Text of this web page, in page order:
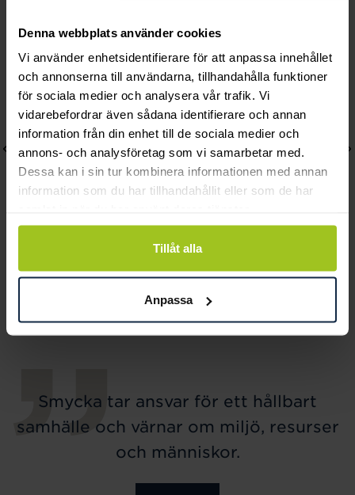
Denna webbplats använder cookies
Vi använder enhetsidentifierare för att anpassa innehållet
och annonserna till användarna, tillhandahålla funktioner
för sociala medier och analysera vår trafik. Vi
vidarebefordrar även sådana identifierare och annan
information från din enhet till de sociala medier och
annons- och analysföretag som vi samarbetar med.
Dessa kan i sin tur kombinera informationen med annan
information som du har tillhandahållit eller som de har
Tillåt alla
Anpassa
Bezel Örhängen 4 mm
Pris:255 kr
255 kr
Bezel Örhängen 3 mm
Crystal
Pris:255 kr
255 kr
Smycka tar ansvar för ett hållbart
samhälle och värnar om miljö, resurser
och människor.